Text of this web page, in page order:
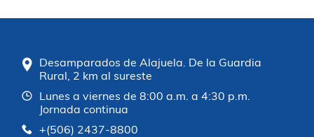
Desamparados de Alajuela. De la Guardia
Rural, 2 km al sureste
Lunes a viernes de 8:00 a.m. a 4:30 p.m.
Jornada continua
+(506) 2437-8800